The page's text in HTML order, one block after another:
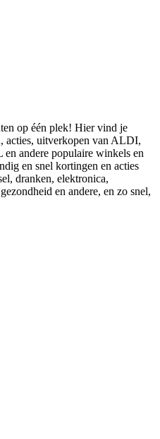
op één plek! Hier vind je
acties, uitverkopen van ALDI,
andere populaire winkels en
en snel kortingen en acties
dranken, elektronica,
en andere, en zo snel,